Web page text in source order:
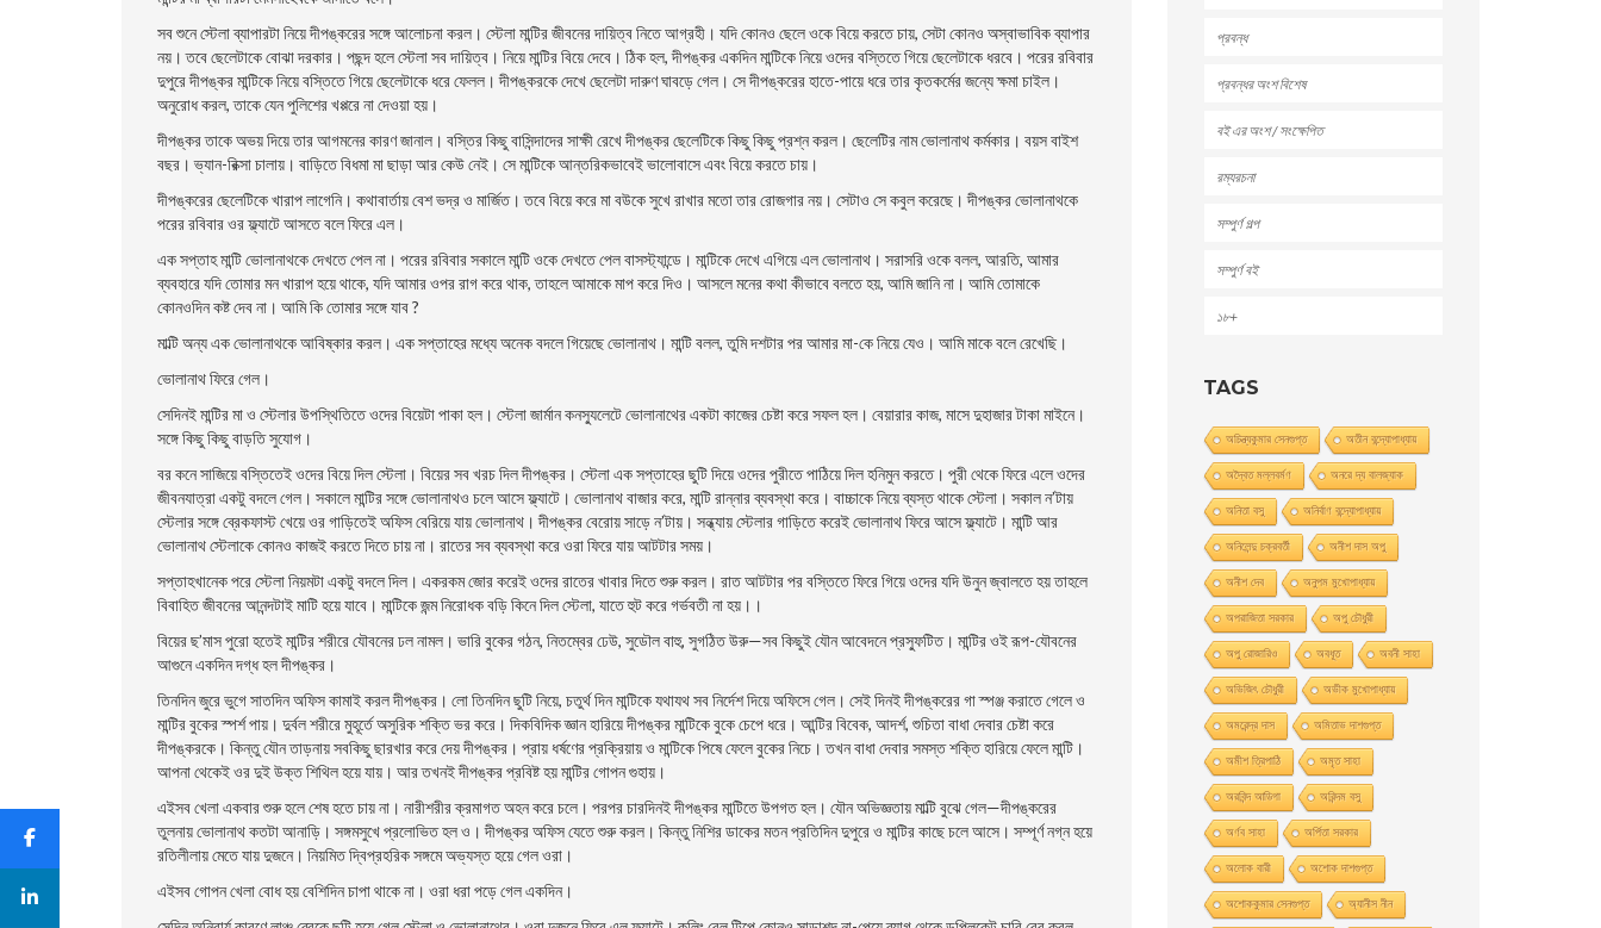
সব শুনে স্টেলা ব্যাপারটা নিয়ে দীপঙ্করের সঙ্গে আলােচনা করল। স্টেলা মান্টির জীবনের দায়িত্ব নিতে আগ্রহী। যদি কোনও ছেলে ওকে বিয়ে করতে চায়, সেটা কোনও অস্বাভাবিক ব্যাপার
নয়। তবে ছেলেটাকে বােঝা দরকার। পছন্দ হলে স্টেলা সব দায়িত্ব। নিয়ে মান্টির বিয়ে দেবে। ঠিক হল, দীপঙ্কর একদিন মান্টিকে নিয়ে ওদের বস্তিতে গিয়ে ছেলেটাকে ধরবে। পরের রবিবার
দুপুরে দীপঙ্কর মান্টিকে নিয়ে বস্তিতে গিয়ে ছেলেটাকে ধরে ফেলল। দীপঙ্করকে দেখে ছেলেটা দারুণ ঘাবড়ে গেল। সে দীপঙ্করের হাতে-পায়ে ধরে তার কৃতকর্মের জন্যে ক্ষমা চাইল।
অনুরােধ করল, তাকে যেন পুলিশের খপ্পরে না দেওয়া হয়।
দীপঙ্কর তাকে অভয় দিয়ে তার আগমনের কারণ জানাল। বস্তির কিছু বাসিন্দাদের সাক্ষী রেখে দীপঙ্কর ছেলেটিকে কিছু কিছু প্রশ্ন করল। ছেলেটির নাম ভােলানাথ কর্মকার। বয়স বাইশ
বছর। ভ্যান-রিক্সা চালায়। বাড়িতে বিধমা মা ছাড়া আর কেউ নেই। সে মান্টিকে আন্তরিকভাবেই ভালােবাসে এবং বিয়ে করতে চায়।
দীপঙ্করের ছেলেটিকে খারাপ লাগেনি। কথাবার্তায় বেশ ভদ্র ও মার্জিত। তবে বিয়ে করে মা বউকে সুখে রাখার মতাে তার রােজগার নয়। সেটাও সে কবুল করেছে। দীপঙ্কর ভােলানাথকে
পরের রবিবার ওর ফ্ল্যাটে আসতে বলে ফিরে এল।
এক সপ্তাহ মান্টি ভােলানাথকে দেখতে পেল না। পরের রবিবার সকালে মান্টি ওকে দেখতে পেল বাসস্ট্যান্ডে। মান্টিকে দেখে এগিয়ে এল ভােলানাথ। সরাসরি ওকে বলল, আরতি, আমার
ব্যবহারে যদি তােমার মন খারাপ হয়ে থাকে, যদি আমার ওপর রাগ করে থাক, তাহলে আমাকে মাপ করে দিও। আসলে মনের কথা কীভাবে বলতে হয়, আমি জানি না। আমি তােমাকে
কোনওদিন কষ্ট দেব না। আমি কি তােমার সঙ্গে যাব ?
মাল্টি অন্য এক ভােলানাথকে আবিষ্কার করল। এক সপ্তাহের মধ্যে অনেক বদলে গিয়েছে ভােলানাথ। মান্টি বলল, তুমি দশটার পর আমার মা-কে নিয়ে যেও। আমি মাকে বলে রেখেছি।
ভােলানাথ ফিরে গেল।
সেদিনই মান্টির মা ও স্টেলার উপস্থিতিতে ওদের বিয়েটা পাকা হল। স্টেলা জার্মান কনস্যুলেটে ভােলানাথের একটা কাজের চেষ্টা করে সফল হল। বেয়ারার কাজ, মাসে দুহাজার টাকা মাইনে।
সঙ্গে কিছু কিছু বাড়তি সুযােগ।
বর কনে সাজিয়ে বস্তিতেই ওদের বিয়ে দিল স্টেলা। বিয়ের সব খরচ দিল দীপঙ্কর। স্টেলা এক সপ্তাহের ছুটি দিয়ে ওদের পুরীতে পাঠিয়ে দিল হনিমুন করতে। পুরী থেকে ফিরে এলে ওদের
জীবনযাত্রা একটু বদলে গেল। সকালে মান্টির সঙ্গে ভােলানাথও চলে আসে ফ্ল্যাটে। ভােলানাথ বাজার করে, মান্টি রান্নার ব্যবস্থা করে। বাচ্চাকে নিয়ে ব্যস্ত থাকে স্টেলা। সকাল ন’টায়
স্টেলার সঙ্গে ব্রেকফাস্ট খেয়ে ওর গাড়িতেই অফিস বেরিয়ে যায় ভােলানাথ। দীপঙ্কর বেরােয় সাড়ে ন’টায়। সন্ধ্যায় স্টেলার গাড়িতে করেই ভােলানাথ ফিরে আসে ফ্ল্যাটে। মান্টি আর
ভােলানাথ স্টেলাকে কোনও কাজই করতে দিতে চায় না। রাতের সব ব্যবস্থা করে ওরা ফিরে যায় আটটার সময়।
সপ্তাহখানেক পরে স্টেলা নিয়মটা একটু বদলে দিল। একরকম জোর করেই ওদের রাতের খাবার দিতে শুরু করল। রাত আটটার পর বস্তিতে ফিরে গিয়ে ওদের যদি উনুন জ্বালতে হয় তাহলে
বিবাহিত জীবনের আনন্দটাই মাটি হয়ে যাবে। মান্টিকে জন্ম নিরােধক বড়ি কিনে দিল স্টেলা, যাতে হুট করে গর্ভবতী না হয়।।
বিয়ের ছ’মাস পুরাে হতেই মান্টির শরীরে যৌবনের ঢল নামল। ভারি বুকের গঠন, নিতম্বের ঢেউ, সুডৌল বাহু, সুগঠিত উরু—সব কিছুই যৌন আবেদনে প্রস্ফুটিত। মান্টির ওই রূপ-যৌবনের
আগুনে একদিন দগ্ধ হল দীপঙ্কর।
তিনদিন জুরে ভুগে সাতদিন অফিস কামাই করল দীপঙ্কর। লাে তিনদিন ছুটি নিয়ে, চতুর্থ দিন মান্টিকে যথাযথ সব নির্দেশ দিয়ে অফিসে গেল। সেই দিনই দীপঙ্করের গা স্পঞ্জ করাতে গেলে ও
মান্টির বুকের স্পর্শ পায়। দুর্বল শরীরে মুহূর্তে অসুরিক শক্তি ভর করে। দিকবিদিক জ্ঞান হারিয়ে দীপঙ্কর মান্টিকে বুকে চেপে ধরে। আন্টির বিবেক, আদর্শ, শুচিতা বাধা দেবার চেষ্টা করে
দীপঙ্করকে। কিন্তু যৌন তাড়নায় সবকিছু ছারখার করে দেয় দীপঙ্কর। প্রায় ধর্ষণের প্রক্রিয়ায় ও মান্টিকে পিষে ফেলে বুকের নিচে। তখন বাধা দেবার সমস্ত শক্তি হারিয়ে ফেলে মান্টি।
আপনা থেকেই ওর দুই উক্ত শিথিল হয়ে যায়। আর তখনই দীপঙ্কর প্রবিষ্ট হয় মান্টির গােপন গুহায়।
এইসব খেলা একবার শুরু হলে শেষ হতে চায় না। নারীশরীর ক্রমাগত অহন করে চলে। পরপর চারদিনই দীপঙ্কর মান্টিতে উপগত হল। যৌন অভিজ্ঞতায় মাল্টি বুঝে গেল—দীপঙ্করের
তুলনায় ভােলানাথ কতটা আনাড়ি। সঙ্গমসুখে প্রলােভিত হল ও। দীপঙ্কর অফিস যেতে শুরু করল। কিন্তু নিশির ডাকের মতন প্রতিদিন দুপুরে ও মান্টির কাছে চলে আসে। সম্পূর্ণ নগ্ন হয়ে
রতিলীলায় মেতে যায় দুজনে। নিয়মিত দ্বিপ্রহরিক সঙ্গমে অভ্যস্ত হয়ে গেল ওরা।
এইসব গােপন খেলা বােধ হয় বেশিদিন চাপা থাকে না। ওরা ধরা পড়ে গেল একদিন।
প্রবন্ধ
প্রবন্ধর অংশ বিশেষ
বই এর অংশ / সংক্ষেপিত
রম্যরচনা
সম্পুর্ণ গল্প
সম্পুর্ণ বই
১৮+
TAGS
অচিন্ত্যকুমার সেনগুপ্ত অতীন বন্দ্যোপাধ্যায়
অদ্বৈত মল্লবর্মণ অনরে দ্য বালজ্যাক
অনিতা বসু অনির্বাণ বন্দ্যোপাধ্যায়
অনিলেন্দু চক্রবর্তী অনীশ দাস অপু
অনীশ দেব অনুপম মুখোপাধ্যায়
অপরাজিতা সরকার অপু চৌধুরী
অপু রােজারিও অবধূত অবনী সাহা
অভিজিৎ চৌধুরী অভীক মুখোপাধ্যায়
অমরেন্দ্র দাস অমিতাভ দাশগুপ্ত
অমীশ ত্রিপাঠি অমৃত সাহা
অরবিন্দ আডিগা অরিন্দম বসু
অর্ণব সাহা অর্পিতা সরকার
অলোক বারী অশােক দাশগুপ্ত
অশোককুমার সেনগুপ্ত অ্যানীস নীন